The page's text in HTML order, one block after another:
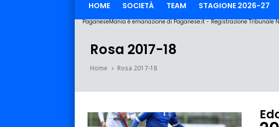
HOME SOCIETÀ TEAM STAGIONE 2026-27
PaganeseMania è emanazione di Paganese.it - Registrazione Tribunale
Rosa 2017-18
Home Rosa 2017-18